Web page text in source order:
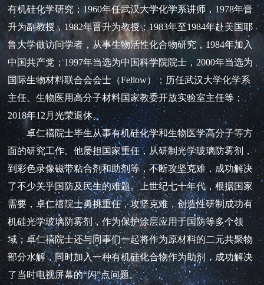
有机硅化学研究；1960年任武汉大学化学系讲师，1978年晋
升为副教授，1982年晋升为教授；1983年至1984年赴美国耶
鲁大学做访问学者，从事生物活性化合物研究，1984年加入
中国共产党；1997年当选为中国科学院院士，2000年当选为
国际生物材料联合会会士（Fellow）；历任武汉大学化学系
主任、生物医用高分子材料国家教委开放实验室主任等；
2018年12月光荣退休。
卓仁禧院士毕生从事有机硅化学和生物医学高分子等方
面的研究工作。他屡担国家重任，从研制光学玻璃防雾剂，
到彩色录像磁带粘合剂和助剂等，不断攻坚克难，成功解决
了不少关乎国防及民生的难题。上世纪七十年代，根据国家
需要，卓仁禧院士勇挑重任，攻坚克难，创造性研制成功有
机硅光学玻璃防雾剂，作为保护涂层应用于国防等多个领
域；卓仁禧院士还与同事们一起将作为原材料的二元共聚物
部分水解，同时加入一种有机硅化合物作为助剂，成功解决
了当时电视屏幕的“闪”点问题。